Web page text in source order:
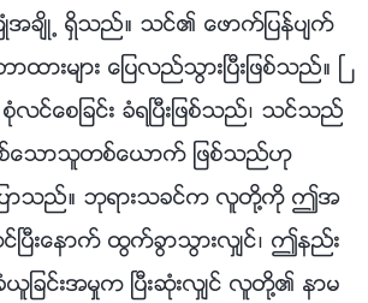
အခ်ိဳ႕ ရွိသည္။ သင္၏ ေဖာက္ျပန္ပ်က္
းမ်ား ေျပလည္သြားၿပီးျဖစ္သည္။ ၿ
ေစျခင္း ခံရၿပီးျဖစ္သည္၊ သင္သည္
ေသာသူတစ္ေယာက္ ျဖစ္သည္ဟု
ပာသည္။ ဘုရားသခင္က လူတို႔ကို ဤအ
ေနာက္ ထြက္ခြာသြားလွ်င္၊ ဤနည္း
ယူျခင္းအမႈက ၿပီးဆုံးလွ်င္ လူတို႔၏ နာမ